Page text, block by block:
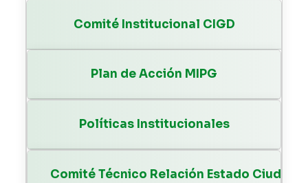
Comité Institucional CIGD
Plan de Acción MIPG
Políticas Institucionales
Comité Técnico Relación Estado